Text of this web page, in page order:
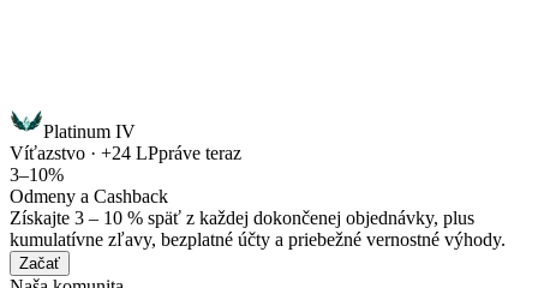
Platinum IV
Víťazstvo · +24 LPpráve teraz
3–10%
Odmeny a Cashback
Získajte 3 – 10 % späť z každej dokončenej objednávky, plus
kumulatívne zľavy, bezplatné účty a priebežné vernostné výhody.
Začať